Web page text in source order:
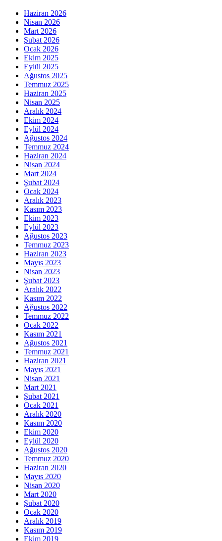
Haziran 2026
Nisan 2026
Mart 2026
Şubat 2026
Ocak 2026
Ekim 2025
Eylül 2025
Ağustos 2025
Temmuz 2025
Haziran 2025
Nisan 2025
Aralık 2024
Ekim 2024
Eylül 2024
Ağustos 2024
Temmuz 2024
Haziran 2024
Nisan 2024
Mart 2024
Şubat 2024
Ocak 2024
Aralık 2023
Kasım 2023
Ekim 2023
Eylül 2023
Ağustos 2023
Temmuz 2023
Haziran 2023
Mayıs 2023
Nisan 2023
Şubat 2023
Aralık 2022
Kasım 2022
Ağustos 2022
Temmuz 2022
Ocak 2022
Kasım 2021
Ağustos 2021
Temmuz 2021
Haziran 2021
Mayıs 2021
Nisan 2021
Mart 2021
Şubat 2021
Ocak 2021
Aralık 2020
Kasım 2020
Ekim 2020
Eylül 2020
Ağustos 2020
Temmuz 2020
Haziran 2020
Mayıs 2020
Nisan 2020
Mart 2020
Şubat 2020
Ocak 2020
Aralık 2019
Kasım 2019
Ekim 2019